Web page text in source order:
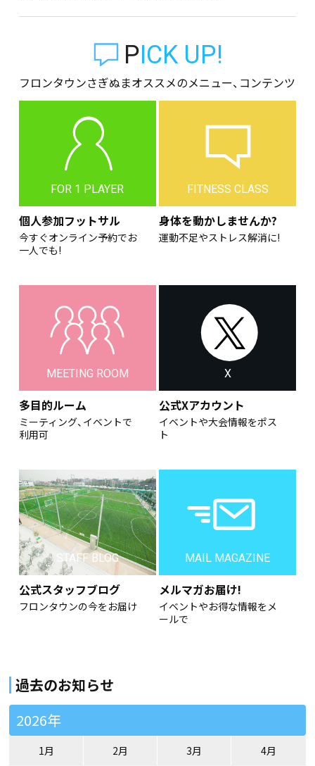
PICK UP!
フロンタウンさぎぬまオススメのメニュー、コンテンツ
FOR 1 PLAYER
個人参加フットサル
今すぐオンライン予約でお
一人でも!
FITNESS CLASS
身体を動かしませんか?
運動不足やストレス解消に!
MEETING ROOM
多目的ルーム
ミーティング、イベントで
利用可
X
公式Xアカウント
イベントや大会情報をポス
ト
STAFF BLOG
公式スタッフブログ
フロンタウンの今をお届け
MAIL MAGAZINE
メルマガお届け!
イベントやお得な情報をメ
ールで
過去のお知らせ
2026年
1月 2月 3月 4月